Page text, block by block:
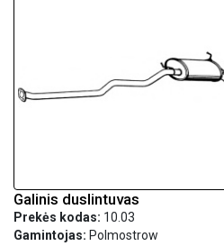
Galinis duslintuvas
Prekės kodas: 10.03
Gamintojas: Polmostrow